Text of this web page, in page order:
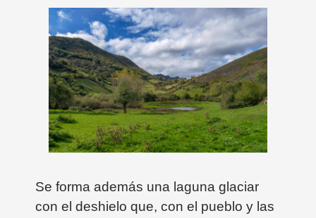
Se forma además una laguna glaciar
con el deshielo que, con el pueblo y las